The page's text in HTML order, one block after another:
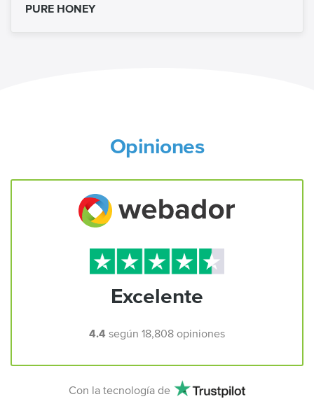
PURE HONEY
Opiniones
Excelente
4.4 según 18,808 opiniones
Con la tecnología de